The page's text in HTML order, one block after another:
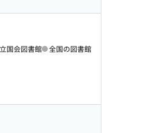
国会図書館 全国の図書館